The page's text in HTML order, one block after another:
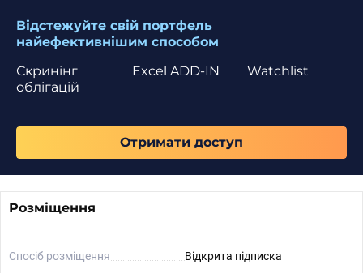
Відстежуйте свій портфель
найефективнішим способом
Скринінг
облігацій
Watchlist
Excel ADD-IN
Отримати доступ
Розміщення
Спосіб розміщення
Відкрита підписка